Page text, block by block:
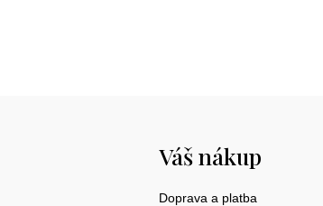
Váš nákup
Doprava a platba